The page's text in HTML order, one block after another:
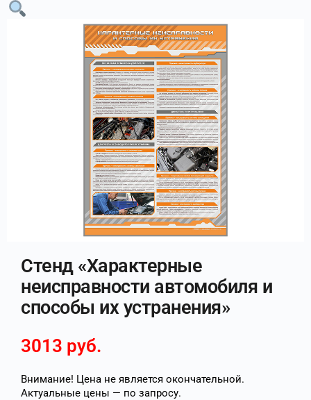
Стенд «Характерные
неисправности автомобиля и
способы их устранения»
3013 руб.
Внимание! Цена не является окончательной.
Актуальные цены — по запросу.